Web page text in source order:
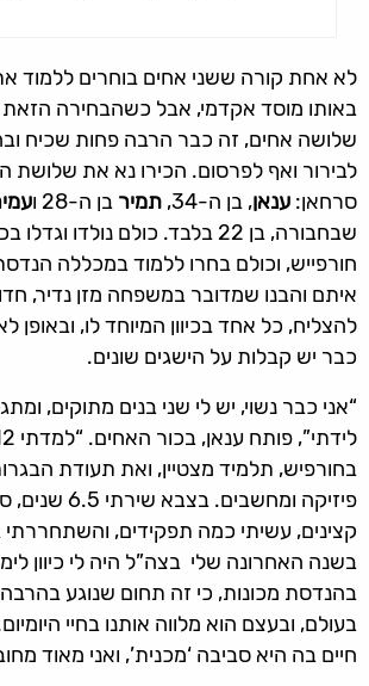
לא אחת קורה ששני אחים בוחרים ללמוד
באותו מוסד אקדמי, אבל כשהבחירה הזאת
שלושה אחים, זה כבר הרבה פחות שכיח
לבירור ואף לפרסום. הכירו נא את שלושת
סרחאן: ענאן, בן ה-34, תמיר בן ה-28 ו
שבחבורה, בן 22 בלבד. כולם נולדו
חורפייש, וכולם בחרו ללמוד במכללה
איתם והבנו שמדובר במשפחה מזן נדיר,
להצליח, כל אחד בכיוון המיוחד לו, ובאופן
כבר יש קבלות על הישגים שונים.
“אני כבר נשוי, יש לי שני בנים מתוקים,
בחורפיש, תלמיד מצטיין, ואת תעודת
פיזיקה ומחשבים.
קצינים, עשיתי כמה תפקידים,
בשנה האחרונה שלי בצה”ל היה לי כיוון
בהנדסת מכונות, כי זה תחום שנוגע בהרבה
בעולם, ובעצם הוא מלווה אותנו בחיי
חיים בה היא סביבה ‘מכנית’, ואני מאוד